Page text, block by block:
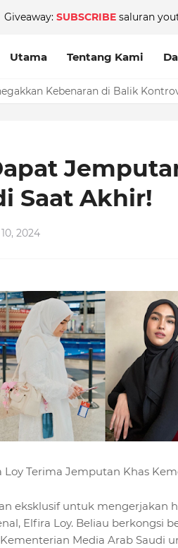
Giveaway: SUBSCRIBEsaluran
Utama Tentang Kami
Kebenaran di Balik
Saat Akhir!
2024
Loy Terima Jemputan Khas
eksklusif untuk mengerjakan
Elfira Loy. Beliau berkongsi
Media Arab Saudi